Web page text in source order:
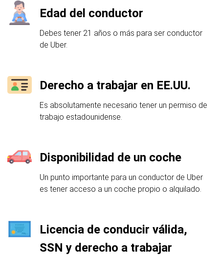
Edad del conductor
Debes tener 21 años o más para ser conductor
de Uber.
Derecho a trabajar en EE.UU.
Es absolutamente necesario tener un permiso de
trabajo estadounidense.
Disponibilidad de un coche
Un punto importante para un conductor de Uber
es tener acceso a un coche propio o alquilado.
Licencia de conducir válida,
SSN y derecho a trabajar